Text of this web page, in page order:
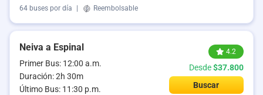
64 buses por día Reembolsable
Neiva a Espinal
Primer Bus: 12:00 a.m.
Duración: 2h 30m
Último Bus: 11:30 p.m.
4.2
Desde$37.800
Buscar